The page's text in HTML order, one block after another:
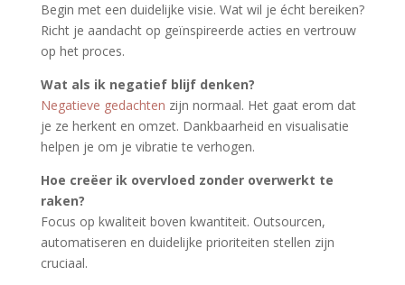
Begin met een duidelijke visie. Wat wil je écht bereiken?
Richt je aandacht op geïnspireerde acties en vertrouw
op het proces.
Wat als ik negatief blijf denken?
Negatieve gedachten zijn normaal. Het gaat erom dat
je ze herkent en omzet. Dankbaarheid en visualisatie
helpen je om je vibratie te verhogen.
Hoe creëer ik overvloed zonder overwerkt te
raken?
Focus op kwaliteit boven kwantiteit. Outsourcen,
automatiseren en duidelijke prioriteiten stellen zijn
cruciaal.